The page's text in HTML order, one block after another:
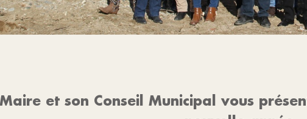
et son Conseil Municipal vous